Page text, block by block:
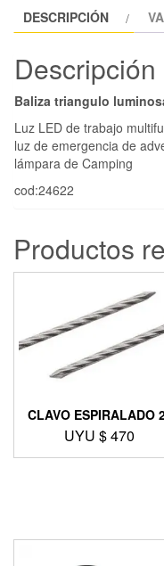
DESCRIPCIÓN
Descripción
Baliza triangulo
Luz LED de trabajo
luz de emergencia de
lámpara de Camping
cod:24622
Productos
CLAVO ESPIRALADO
UYU $470